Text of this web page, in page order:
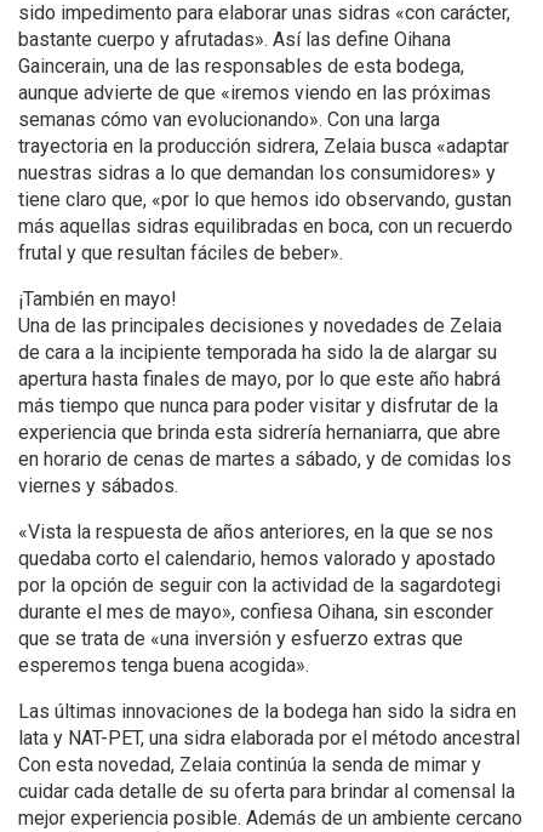
sido impedimento para elaborar unas sidras «con carácter,
bastante cuerpo y afrutadas». Así las define Oihana
Gaincerain, una de las responsables de esta bodega,
aunque advierte de que «iremos viendo en las próximas
semanas cómo van evolucionando». Con una larga
trayectoria en la producción sidrera, Zelaia busca «adaptar
nuestras sidras a lo que demandan los consumidores» y
tiene claro que, «por lo que hemos ido observando, gustan
más aquellas sidras equilibradas en boca, con un recuerdo
frutal y que resultan fáciles de beber».
¡También en mayo!
Una de las principales decisiones y novedades de Zelaia
de cara a la incipiente temporada ha sido la de alargar su
apertura hasta finales de mayo, por lo que este año habrá
más tiempo que nunca para poder visitar y disfrutar de la
experiencia que brinda esta sidrería hernaniarra, que abre
en horario de cenas de martes a sábado, y de comidas los
viernes y sábados.
«Vista la respuesta de años anteriores, en la que se nos
quedaba corto el calendario, hemos valorado y apostado
por la opción de seguir con la actividad de la sagardotegi
durante el mes de mayo», confiesa Oihana, sin esconder
que se trata de «una inversión y esfuerzo extras que
esperemos tenga buena acogida».
Las últimas innovaciones de la bodega han sido la sidra en
lata y NAT-PET, una sidra elaborada por el método ancestral
Con esta novedad, Zelaia continúa la senda de mimar y
cuidar cada detalle de su oferta para brindar al comensal la
mejor experiencia posible. Además de un ambiente cercano